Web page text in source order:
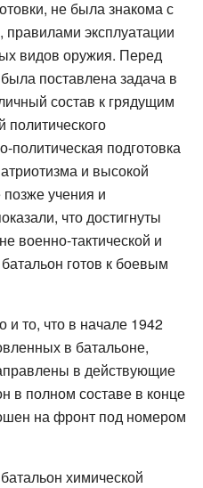
не была знакома с
эксплуатации
видов оружия. Перед
поставлена задача в
состав к грядущим
политическая подготовка
и высокой
учения и
что достигнуты
военно-тактической и
готов к боевым
и то, что в начале 1942
в батальоне,
в действующие
в полном составе в конце
на фронт под номером
химической